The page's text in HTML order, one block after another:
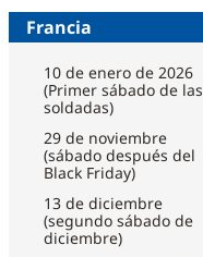
Francia
10 de enero de 2026
(Primer sábado de las
soldadas)
29 de noviembre
(sábado después del
Black Friday)
13 de diciembre
(segundo sábado de
diciembre)